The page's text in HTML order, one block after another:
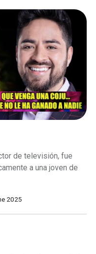
de televisión, fue
a una joven de
2025